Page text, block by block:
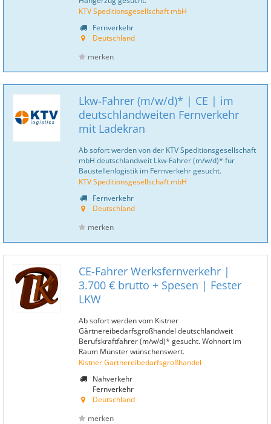
KTV Speditionsgesellschaft mbH
Fernverkehr
Deutschland
merken
Lkw-Fahrer (m/w/d)* | CE | im
deutschlandweiten Fernverkehr
mit Ladekran
Ab sofort werden von der KTV Speditionsgesellschaft
mbH deutschlandweit Lkw-Fahrer (m/w/d)* für
Baustellenlogistik im Fernverkehr gesucht.
KTV Speditionsgesellschaft mbH
Fernverkehr
Deutschland
merken
CE-Fahrer Werksfernverkehr |
3.700 € brutto + Spesen | Fester
LKW
Ab sofort werden vom Kistner
Gärtnereibedarfsgroßhandel deutschlandweit
Berufskraftfahrer (m/w/d)* gesucht. Wohnort im
Raum Münster wünschenswert.
Kistner Gärtnereibedarfsgroßhandel
Nahverkehr
Fernverkehr
Deutschland
merken